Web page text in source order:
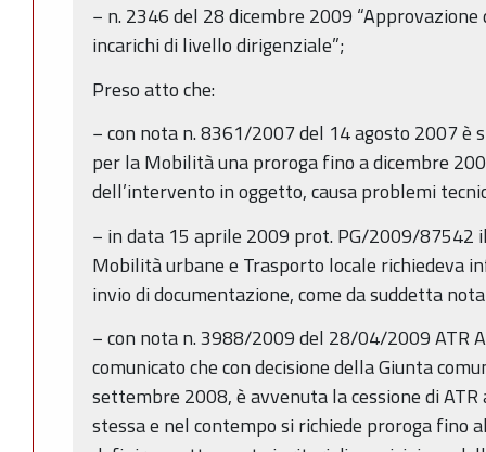
− n. 2346 del 28 dicembre 2009
incarichi di livello dirigenziale”;
Preso atto che:
− con nota n. 8361/2007 del 14 agosto 2007 è
per la Mobilità una proroga fino a dicembre
dell’intervento in oggetto, causa problemi
− in data 15 aprile 2009 prot. PG/2009/87542
Mobilità urbane e Trasporto locale richiedeva
invio di documentazione, come da suddetta
− con nota n. 3988/2009 del 28/04/2009 ATR
comunicato che con decisione della Giunta
settembre 2008, è avvenuta la cessione di
stessa e nel contempo si richiede proroga fino